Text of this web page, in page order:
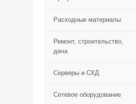
Расходные материалы
Ремонт, строительство,
дача
Серверы и СХД
Сетевое оборудование